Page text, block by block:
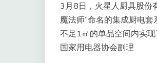
3月8日，火星人厨具股份
魔法师”命名的集成厨电
不足1㎡的单品空间内实
国家用电器协会副理